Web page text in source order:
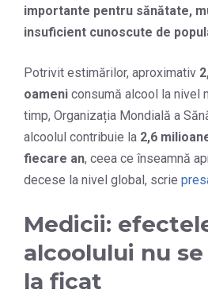
importante pentru sănătate,
insuficient cunoscute de
Potrivit estimărilor, aproximativ
oameni consumă alcool la nivel
timp, Organizația Mondială a
alcoolul contribuie la 2,6
fiecare an, ceea ce înseamnă
decese la nivel global, scrie
Medicii:
alcoolului nu
la ficat